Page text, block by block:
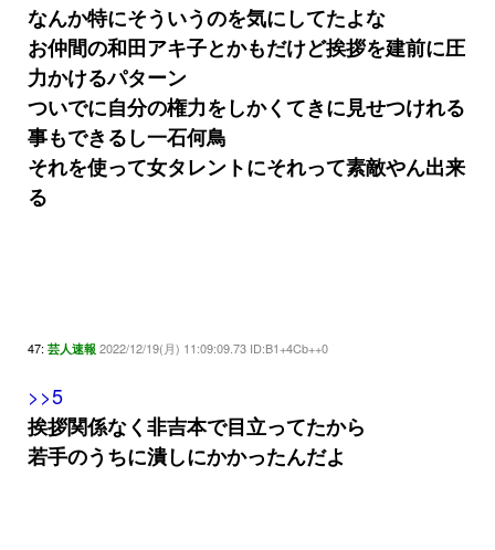
なんか特にそういうのを気にしてたよな
お仲間の和田アキ子とかもだけど挨拶を建前に圧
力かけるパターン
ついでに自分の権力をしかくてきに見せつけれる
事もできるし一石何鳥
それを使って女タレントにそれって素敵やん出来
る
47: 芸人速報 2022/12/19(月) 11:09:09.73 ID:B1+4Cb++0
>>5
挨拶関係なく非吉本で目立ってたから
若手のうちに潰しにかかったんだよ